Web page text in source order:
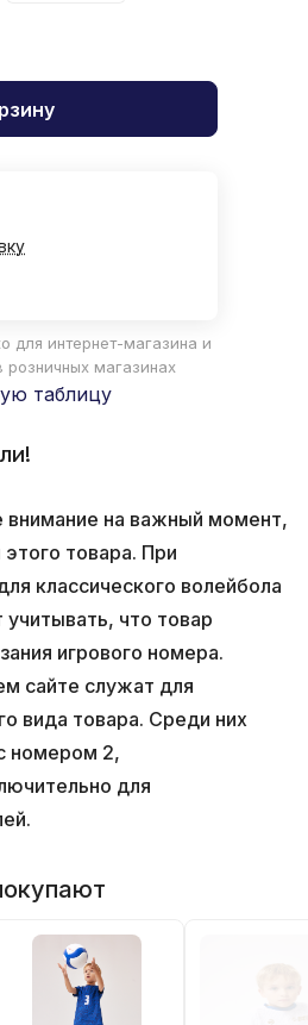
для интернет-магазина и
розничных магазинах
таблицу
на важный момент,
товара. При
классического волейбола
что товар
игрового номера.
сайте служат для
вида товара. Среди них
номером 2,
для